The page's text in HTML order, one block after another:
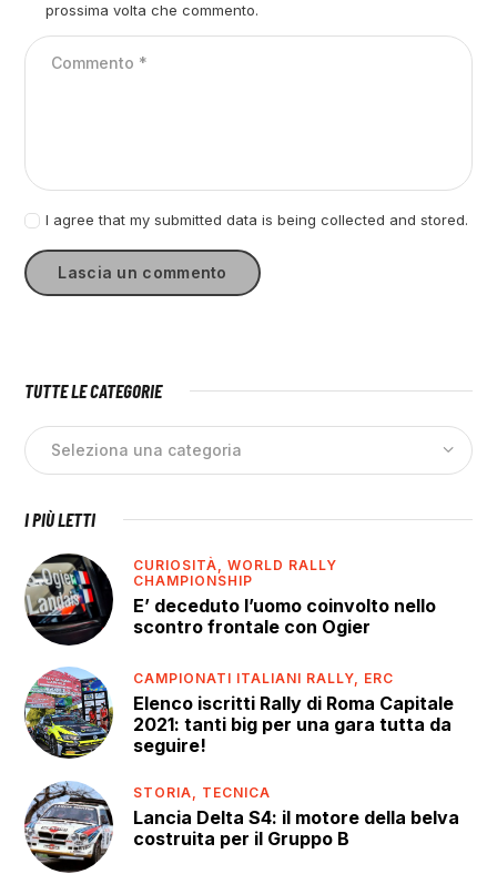
prossima volta che commento.
I agree that my submitted data is being collected and stored.
TUTTE LE CATEGORIE
I PIÙ LETTI
CURIOSITÀ,WORLD RALLY
CHAMPIONSHIP
E’ deceduto l’uomo coinvolto nello
scontro frontale con Ogier
CAMPIONATI ITALIANI RALLY, ERC
Elenco iscritti Rally di Roma Capitale
2021: tanti big per una gara tutta da
seguire!
STORIA, TECNICA
Lancia Delta S4: il motore della belva
costruita per il Gruppo B